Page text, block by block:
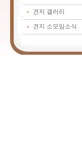
견지 갤러리
견지 소모임소식